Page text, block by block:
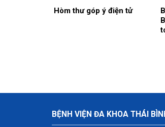
Hòm thư góp ý điện tử
BỆNH VIỆN ĐA KHOA THÁI